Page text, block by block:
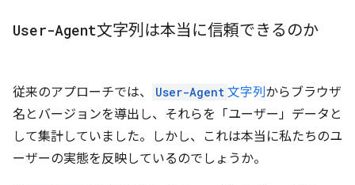
User-Agent文字列は本当に信頼できるのか
従来のアプローチでは、 User-Agent 文字列からブラウザ
名とバージョンを導出し、それらを「ユーザー」データと
して集計していました。しかし、これは本当に私たちのユ
ーザーの実態を反映しているのでしょうか。